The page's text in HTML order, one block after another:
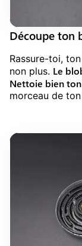
Découpe ton
Rassure-toi,
non plus. Le
Nettoie bien
morceau de